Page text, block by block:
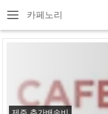
카페노리